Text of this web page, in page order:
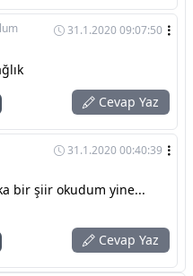
31.1.2020 09:07:50
Cevap Yaz
31.1.2020 00:40:39
bir şiir okudum yine...
Cevap Yaz